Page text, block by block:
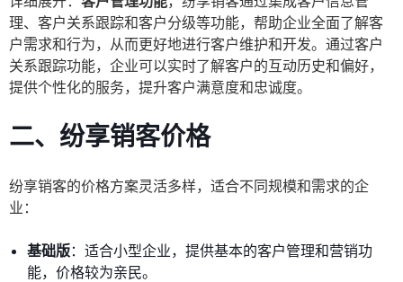
理、客户关系跟踪和客户分级等功能，帮助企业全面了解客
户需求和行为，从而更好地进行客户维护和开发。通过客户
关系跟踪功能，企业可以实时了解客户的互动历史和偏好，
提供个性化的服务，提升客户满意度和忠诚度。
二、纷享销客价格
纷享销客的价格方案灵活多样，适合不同规模和需求的企
业：
基础版：适合小型企业，提供基本的客户管理和营销功
能，价格较为亲民。